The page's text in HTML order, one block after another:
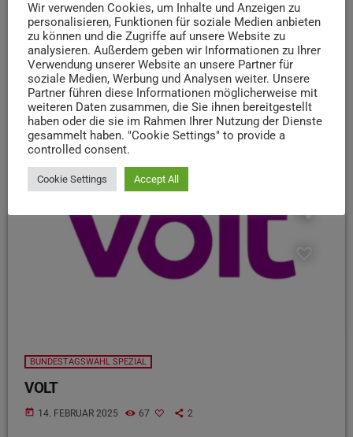
BUNDESTAGSWAHL SPEZIAL
FDP
today 14. FEBRUAR 2025 41
BUNDESTAGSWAHL SPEZIAL
VOLT
today 14. FEBRUAR 2025 67 2
Wir verwenden Cookies, um Inhalte und Anzeigen zu
personalisieren, Funktionen für soziale Medien anbieten
zu können und die Zugriffe auf unsere Website zu
analysieren. Außerdem geben wir Informationen zu Ihrer
Verwendung unserer Website an unsere Partner für
soziale Medien, Werbung und Analysen weiter. Unsere
Partner führen diese Informationen möglicherweise mit
weiteren Daten zusammen, die Sie ihnen bereitgestellt
haben oder die sie im Rahmen Ihrer Nutzung der Dienste
gesammelt haben. "Cookie Settings" to provide a
controlled consent.
Cookie Settings Accept All